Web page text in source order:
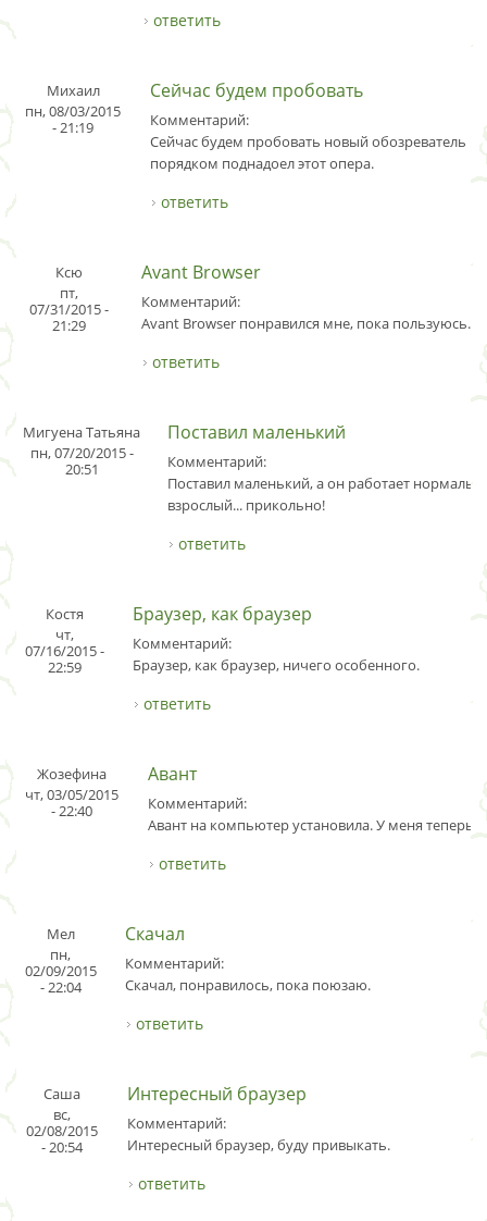
ответить
Михаил
пн, 08/03/2015
- 21:19
Сейчас будем пробовать
Комментарий:
Сейчас будем пробовать новый обозреватель
порядком поднадоел этот опера.
ответить
Ксю
пт,
07/31/2015 -
21:29
Avant Browser
Комментарий:
Avant Browser понравился мне, пока пользуюсь.
ответить
Мигуена Татьяна
пн, 07/20/2015 -
20:51
Поставил маленький
Комментарий:
Поставил маленький, а он работает
взрослый... прикольно!
ответить
Костя
чт,
07/16/2015 -
22:59
Браузер, как браузер
Комментарий:
Браузер, как браузер, ничего особенного.
ответить
Жозефина
чт, 03/05/2015
- 22:40
Авант
Комментарий:
Авант на компьютер установила. У меня теперь
ответить
Мел
пн,
02/09/2015
- 22:04
Скачал
Комментарий:
Скачал, понравилось, пока поюзаю.
ответить
Саша
вс,
02/08/2015
- 20:54
Интересный браузер
Комментарий:
Интересный браузер, буду привыкать.
ответить